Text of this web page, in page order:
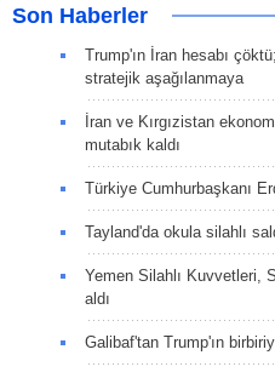
Son Haberler
Trump'ın İran hesabı
stratejik aşağılanmaya
İran ve Kırgızistan
mutabık kaldı
Türkiye Cumhurbaşkanı
Tayland'da okula silahlı
Yemen Silahlı Kuvvetleri,
aldı
Galibaf'tan Trump'ın